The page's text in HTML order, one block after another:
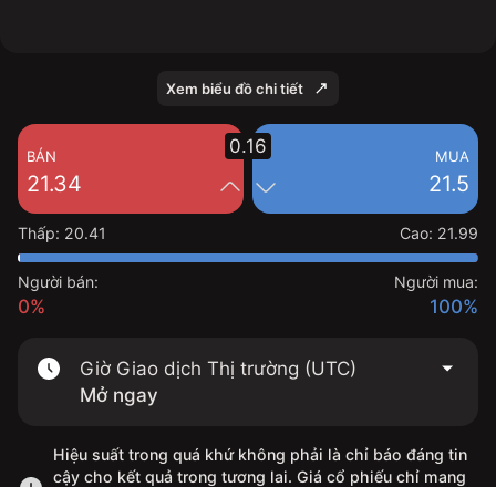
Xem biểu đồ chi tiết
BÁN
21.34
MUA
21.5
0.16
Thấp: 20.41 Cao: 21.99
Người bán:
0%
Người mua:
100%
Giờ Giao dịch Thị trường (UTC)
Mở ngay
Hiệu suất trong quá khứ không phải là chỉ báo đáng tin
cậy cho kết quả trong tương lai. Giá cổ phiếu chỉ mang